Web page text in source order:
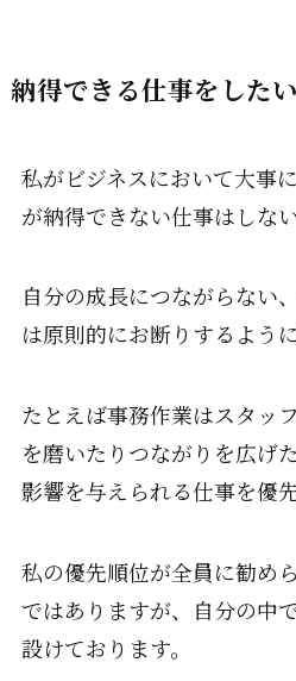
納得できる仕事をしたい
私がビジネスにおいて大事
が納得できない仕事はしな
自分の成長につながらない
は原則的にお断りするよう
たとえば事務作業はスタッ
を磨いたりつながりを広げ
影響を与えられる仕事を優
私の優先順位が全員に勧め
ではありますが、自分の中
設けております。